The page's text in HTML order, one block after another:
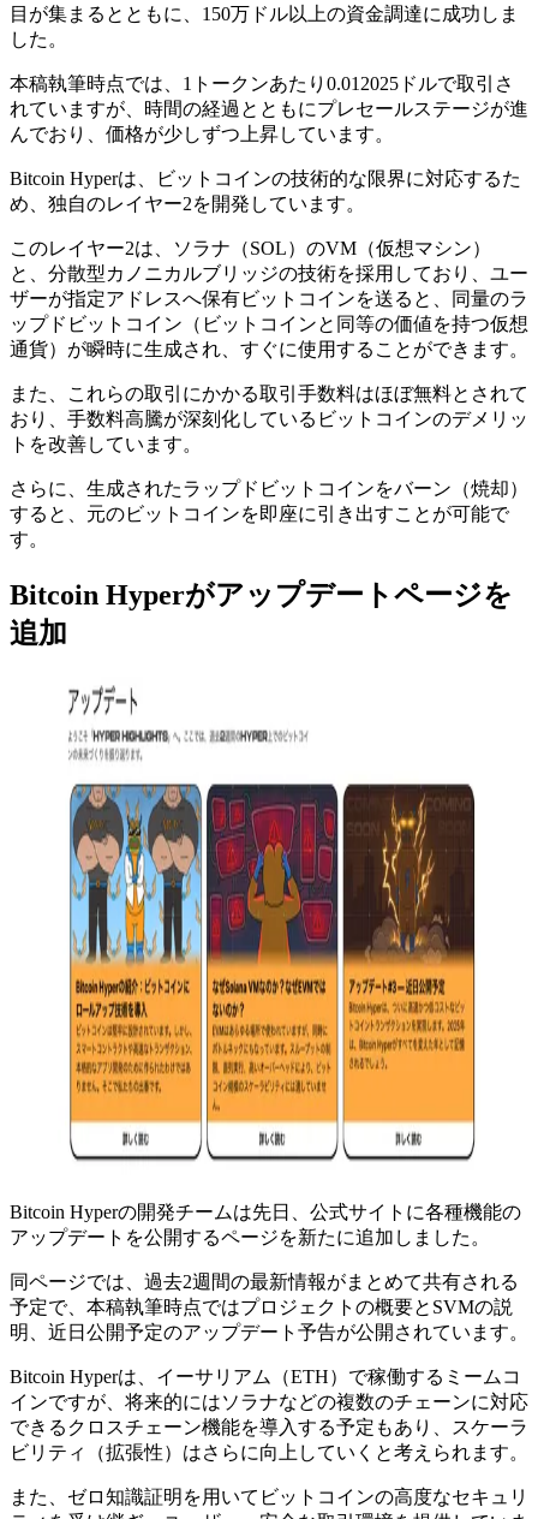
目が集まるとともに、150万ドル以上の資金調達に成功しま
した。
本稿執筆時点では、1トークンあたり0.012025ドルで取引さ
れていますが、時間の経過とともにプレセールステージが進
んでおり、価格が少しずつ上昇しています。
Bitcoin Hyperは、ビットコインの技術的な限界に対応するた
め、独自のレイヤー2を開発しています。
このレイヤー2は、ソラナ（SOL）のVM（仮想マシン）
と、分散型カノニカルブリッジの技術を採用しており、ユー
ザーが指定アドレスへ保有ビットコインを送ると、同量のラ
ップドビットコイン（ビットコインと同等の価値を持つ仮想
通貨）が瞬時に生成され、すぐに使用することができます。
また、これらの取引にかかる取引手数料はほぼ無料とされて
おり、手数料高騰が深刻化しているビットコインのデメリッ
トを改善しています。
さらに、生成されたラップドビットコインをバーン（焼却）
すると、元のビットコインを即座に引き出すことが可能で
す。
Bitcoin Hyperがアップデートページを
追加
Bitcoin Hyperの開発チームは先日、公式サイトに各種機能の
アップデートを公開するページを新たに追加しました。
同ページでは、過去2週間の最新情報がまとめて共有される
予定で、本稿執筆時点ではプロジェクトの概要とSVMの説
明、近日公開予定のアップデート予告が公開されています。
Bitcoin Hyperは、イーサリアム（ETH）で稼働するミームコ
インですが、将来的にはソラナなどの複数のチェーンに対応
できるクロスチェーン機能を導入する予定もあり、スケーラ
ビリティ（拡張性）はさらに向上していくと考えられます。
また、ゼロ知識証明を用いてビットコインの高度なセキュリ